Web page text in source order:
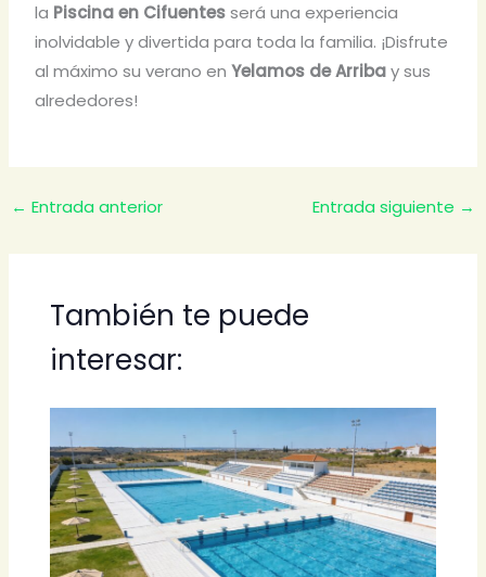
la Piscina en Cifuentesserá una experiencia
inolvidable y divertida para toda la familia. ¡Disfrute
al máximo su verano enYelamos de Arribay sus
alrededores!
← Entrada anterior Entrada siguiente →
También te puede
interesar: